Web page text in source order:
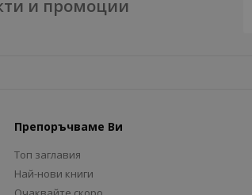
и промоции
Препоръчваме Ви
Топ заглавия
Най-нови книги